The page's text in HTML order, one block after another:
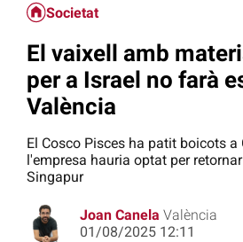
Societat
El vaixell amb
per a Israel no farà
València
El Cosco Pisces ha patit boicots a
l'empresa hauria optat per
Singapur
Joan Canela València
01/08/2025 12:11